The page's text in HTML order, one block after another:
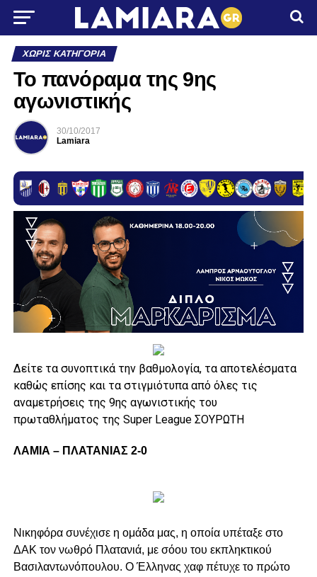
ΧΩΡΊΣ ΚΑΤΗΓΟΡΊΑ
Το πανόραμα της 9ης
αγωνιστικής
30/10/2017
Lamiara
Δείτε τα συνοπτικά την βαθμολογία, τα αποτελέσματα
καθώς επίσης και τα στιγμιότυπα από όλες τις
αναμετρήσεις της 9ης αγωνιστικής του
πρωταθλήματος της Super League ΣΟΥΡΩΤΗ
ΛΑΜΙΑ – ΠΛΑΤΑΝΙΑΣ 2-0
Νικηφόρα συνέχισε η ομάδα μας, η οποία υπέταξε στο
ΔΑΚ τον νωθρό Πλατανιά, με σόου του εκπληκτικού
Βασιλαντωνόπουλου. Ο Έλληνας χαφ πέτυχε το πρώτο